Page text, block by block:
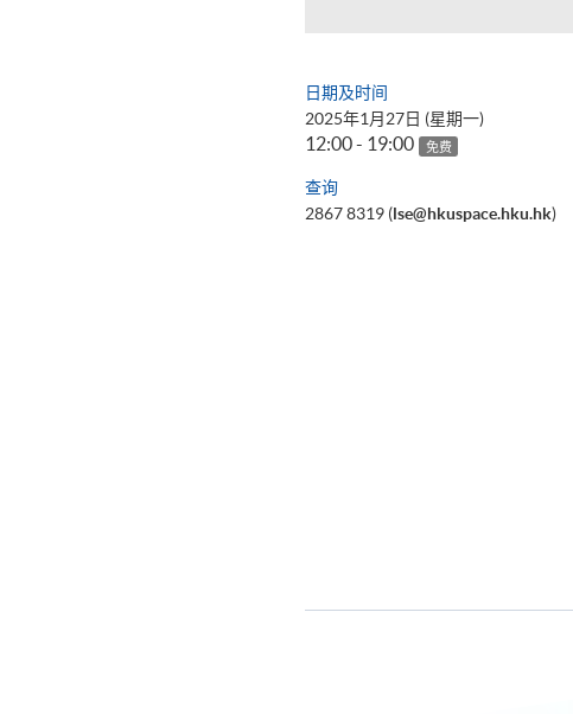
日期及时间
2025年1月27日 (星期一)
12:00 - 19:00 免费
查询
2867 8319 (lse@hkuspace.hku.hk)